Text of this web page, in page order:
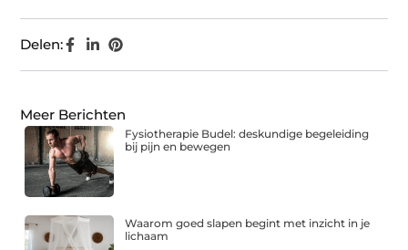
Delen:
Meer Berichten
Fysiotherapie Budel: deskundige begeleiding
bij pijn en bewegen
Waarom goed slapen begint met inzicht in je
lichaam